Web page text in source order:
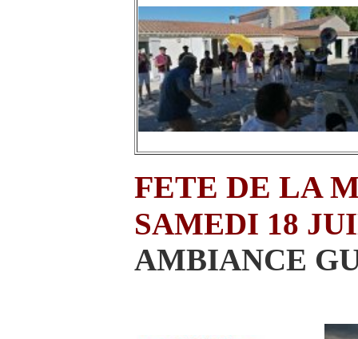
FETE DE LA
SAMEDI 18
AMBIANCE